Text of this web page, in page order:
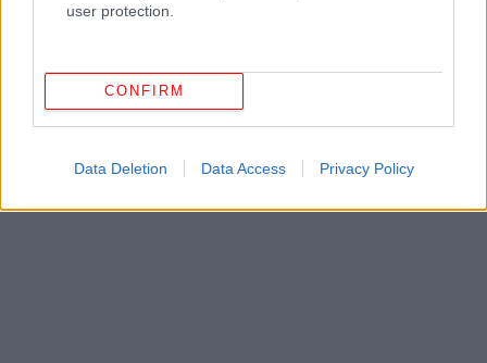
user protection.
CONFIRM
Data Deletion Data Access Privacy Policy